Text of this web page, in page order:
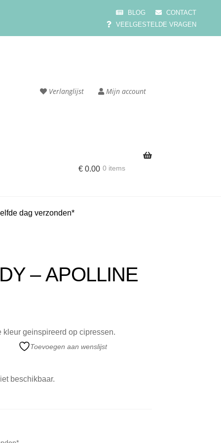
BLOG
CONTACT
VEELGESTELDE VRAGEN
Verlanglijst Mijn account
Cart
€ 0.00 0 items
dag verzonden*
– APOLLINE
geinspireerd op cipressen.
beschikbaar.
Toevoegen aan wenslijst